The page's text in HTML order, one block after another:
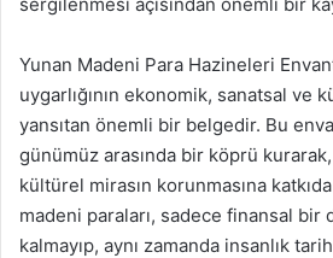
Yunan Madeni Para Hazineleri
uygarlığının ekonomik, sanatsal ve
yansıtan önemli bir belgedir. Bu
günümüz arasında bir köprü
kültürel mirasın korunmasına
madeni paraları, sadece finansal bir
kalmayıp, aynı zamanda insanlık